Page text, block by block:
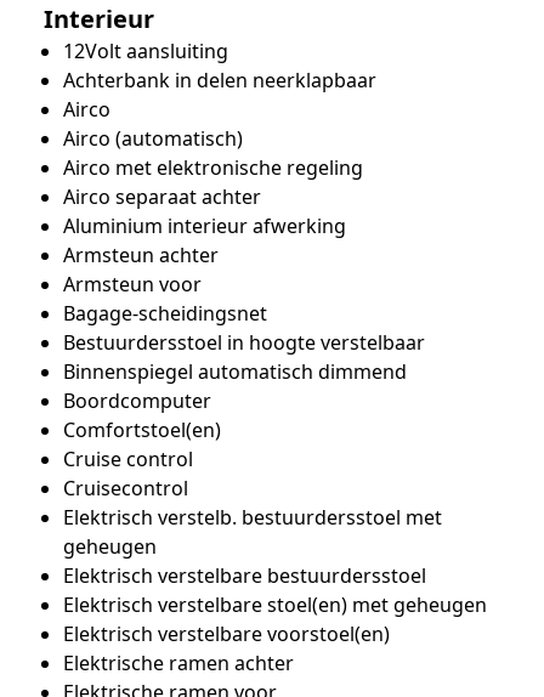
Interieur
12Volt aansluiting
Achterbank in delen neerklapbaar
Airco
Airco (automatisch)
Airco met elektronische regeling
Airco separaat achter
Aluminium interieur afwerking
Armsteun achter
Armsteun voor
Bagage-scheidingsnet
Bestuurdersstoel in hoogte verstelbaar
Binnenspiegel automatisch dimmend
Boordcomputer
Comfortstoel(en)
Cruise control
Cruisecontrol
Elektrisch verstelb. bestuurdersstoel met
geheugen
Elektrisch verstelbare bestuurdersstoel
Elektrisch verstelbare stoel(en) met geheugen
Elektrisch verstelbare voorstoel(en)
Elektrische ramen achter
Elektrische ramen voor